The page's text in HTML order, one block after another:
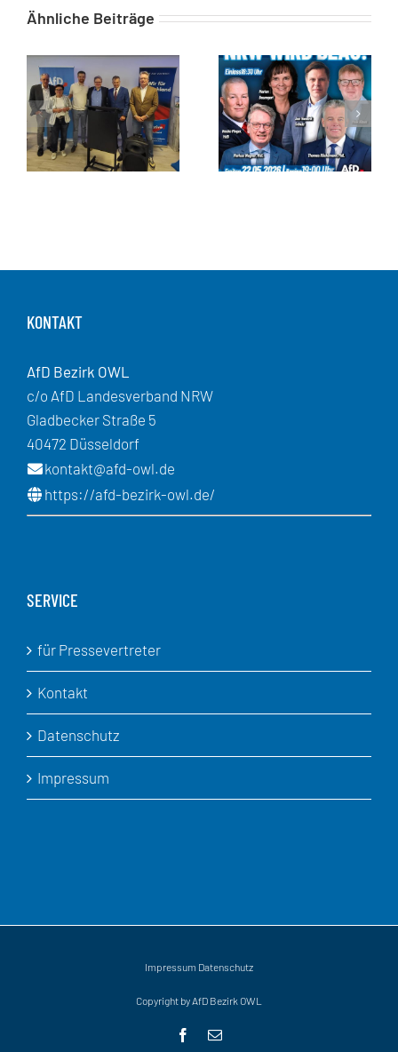
Ähnliche Beiträge
KONTAKT
AfD Bezirk OWL
c/o AfD Landesverband NRW
Gladbecker Straße 5
40472 Düsseldorf
kontakt@afd-owl.de
https://afd-bezirk-owl.de/
SERVICE
für Pressevertreter
Kontakt
Datenschutz
Impressum
Impressum Datenschutz
Copyright by AfD Bezirk OWL
Facebook
E-